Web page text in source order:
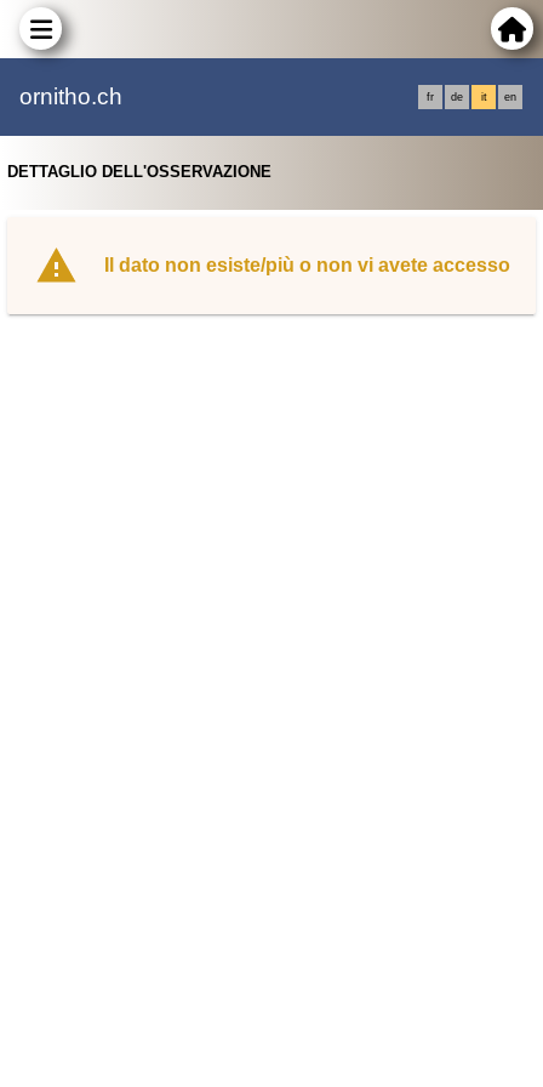
ornitho.ch fr de it en
DETTAGLIO DELL'OSSERVAZIONE
Il dato non esiste/più o non vi avete accesso